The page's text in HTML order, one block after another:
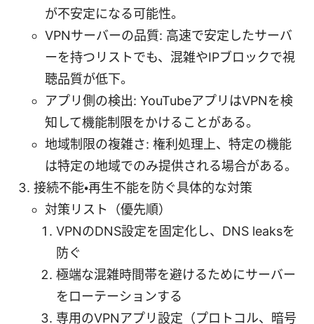
が不安定になる可能性。
VPNサーバーの品質: 高速で安定したサーバ
ーを持つリストでも、混雑やIPブロックで視
聴品質が低下。
アプリ側の検出: YouTubeアプリはVPNを検
知して機能制限をかけることがある。
地域制限の複雑さ: 権利処理上、特定の機能
は特定の地域でのみ提供される場合がある。
接続不能・再生不能を防ぐ具体的な対策
対策リスト（優先順）
VPNのDNS設定を固定化し、DNS leaksを
防ぐ
極端な混雑時間帯を避けるためにサーバー
をローテーションする
専用のVPNアプリ設定（プロトコル、暗号